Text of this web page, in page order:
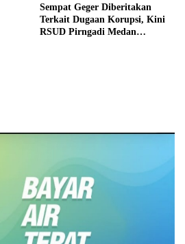
Sempat Geger Diberitakan
Terkait Dugaan Korupsi, Kini
RSUD Pirngadi Medan